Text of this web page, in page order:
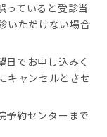
っていると受診当
いただけない場合
日でお申し込みく
キャンセルとさせ
予約センターまで